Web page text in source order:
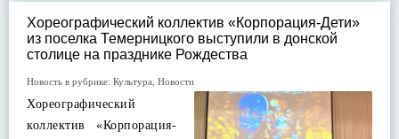
Хореографический коллектив «Корпорация-Дети»
из поселка Темерницкого выступили в донской
столице на празднике Рождества
Новость в рубрике: Культура Новости
Хореографический
коллектив «Корпорация-